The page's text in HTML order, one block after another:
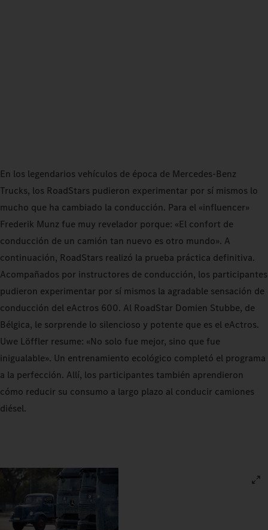
En los legendarios vehículos de época de Mercedes-Benz
Trucks, los RoadStars pudieron experimentar por sí mismos lo
mucho que ha cambiado la conducción. Para el «influencer»
Frederik Munz fue muy revelador porque: «El confort de
conducción de un camión tan nuevo es otro mundo». A
continuación, RoadStars realizó la prueba práctica definitiva.
Acompañados por instructores de conducción, los participantes
pudieron experimentar por sí mismos la agradable sensación de
conducción del eActros 600. Al RoadStar Domien Stubbe, de
Bélgica, le sorprende lo silencioso y potente que es el eActros.
Uwe Löffler resume: «No solo fue mejor, sino que fue
inigualable». Un entrenamiento ecológico completó el programa
a la perfección. Allí, los participantes también aprendieron
cómo reducir su consumo a largo plazo al conducir camiones
diésel.